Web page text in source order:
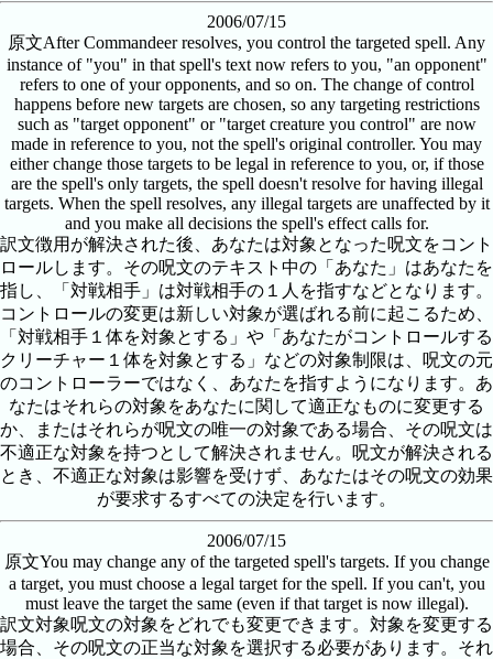
2006/07/15
原文After Commandeer resolves, you control the targeted spell. Any
instance of "you" in that spell's text now refers to you, "an opponent"
refers to one of your opponents, and so on. The change of control
happens before new targets are chosen, so any targeting restrictions
such as "target opponent" or "target creature you control" are now
made in reference to you, not the spell's original controller. You may
either change those targets to be legal in reference to you, or, if those
are the spell's only targets, the spell doesn't resolve for having illegal
targets. When the spell resolves, any illegal targets are unaffected by it
and you make all decisions the spell's effect calls for.
訳文徴用が解決された後、あなたは対象となった呪文をコント
ロールします。その呪文のテキスト中の「あなた」はあなたを
指し、「対戦相手」は対戦相手の１人を指すなどとなります。
コントロールの変更は新しい対象が選ばれる前に起こるため、
「対戦相手１体を対象とする」や「あなたがコントロールする
クリーチャー１体を対象とする」などの対象制限は、呪文の元
のコントローラーではなく、あなたを指すようになります。あ
なたはそれらの対象をあなたに関して適正なものに変更する
か、またはそれらが呪文の唯一の対象である場合、その呪文は
不適正な対象を持つとして解決されません。呪文が解決される
とき、不適正な対象は影響を受けず、あなたはその呪文の効果
が要求するすべての決定を行います。
2006/07/15
原文You may change any of the targeted spell's targets. If you change
a target, you must choose a legal target for the spell. If you can't, you
must leave the target the same (even if that target is now illegal).
訳文対象呪文の対象をどれでも変更できます。対象を変更する
場合、その呪文の正当な対象を選択する必要があります。それ